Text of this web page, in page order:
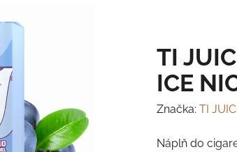
TI
ICE
Značka: TI
Náplň do